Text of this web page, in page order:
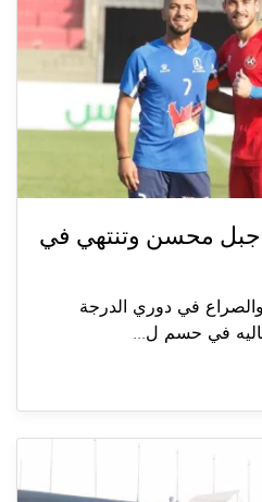
جبل محسن وتنتهي في
في دوري الدرجة
عاليه في حسم ل...